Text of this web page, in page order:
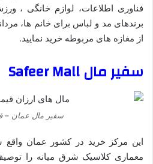
فناوری اطلاعات، لوازم خانگی ،
برندهای مد و لباس برای خانم ها،
از مغازه های مربوطه خرید نمایید.
سفیر مال Safeer Mall
سفیر مال عمان –
این مرکز خرید در کشور عمان
معماری کلاسیک شرق میانه را